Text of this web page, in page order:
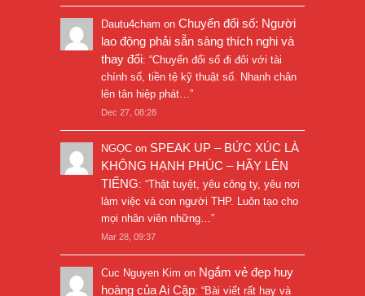
Dautu4cham on Chuyển đổi số: Người
lao động phải sẵn sàng thích nghi và
thay đổi: “Chuyển đổi số đi đôi với tài
chính số, tiền tệ kỹ thuật số. Nhanh chân
lên tân hiệp phát…”
Dec 27, 08:28
NGỌC on SPEAK UP – BỨC XÚC LÀ
KHÔNG HẠNH PHÚC – HÃY LÊN
TIẾNG: “Thật tuyệt, yêu công ty, yêu nơi
làm việc và con người THP. Luôn tạo cho
mọi nhân viên những…”
Mar 28, 09:37
Cuc Nguyen Kim on Ngắm vẻ đẹp huy
hoàng của Ai Cập: “Bài viết rất hay và